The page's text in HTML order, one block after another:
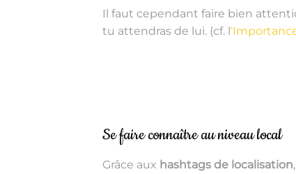
Il faut cependant faire bien
tu attendras de lui. (cf. l
Se faire connaître au niveau local
Grâce aux hashtags de localisation